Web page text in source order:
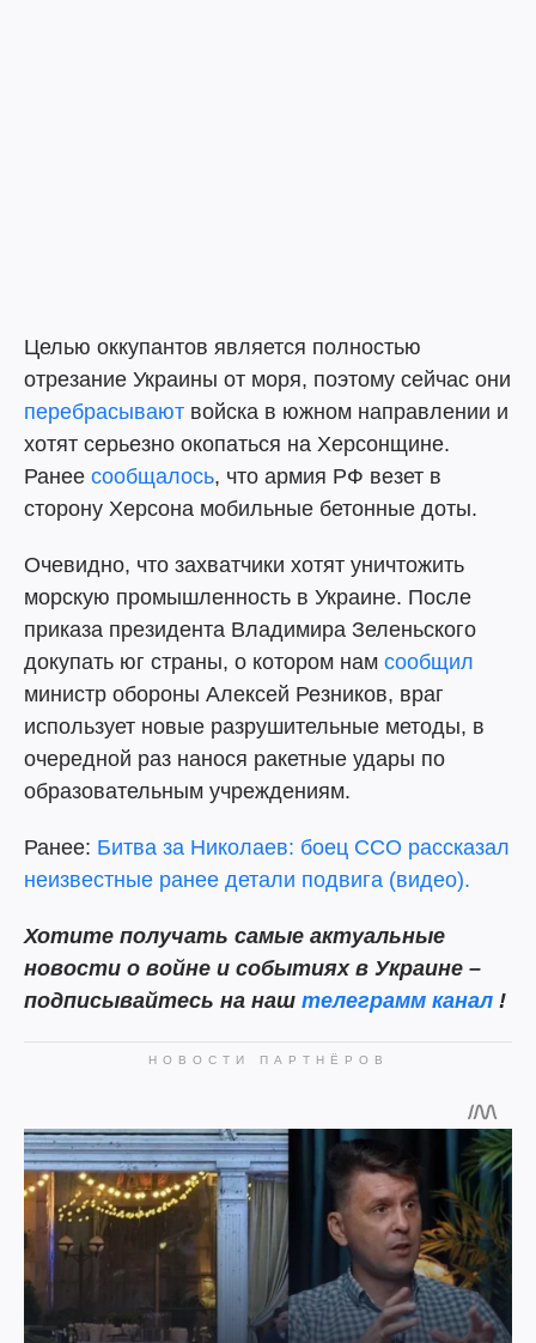
Целью оккупантов является полностью
отрезание Украины от моря, поэтому сейчас они
перебрасывают войска в южном направлении и
хотят серьезно окопаться на Херсонщине.
Ранее сообщалось, что армия РФ везет в
сторону Херсона мобильные бетонные доты.
Очевидно, что захватчики хотят уничтожить
морскую промышленность в Украине. После
приказа президента Владимира Зеленьского
докупать юг страны, о котором нам сообщил
министр обороны Алексей Резников, враг
использует новые разрушительные методы, в
очередной раз нанося ракетные удары по
образовательным учреждениям.
Ранее: Битва за Николаев: боец ССО рассказал
неизвестные ранее детали подвига (видео).
Хотите получать самые актуальные
новости о войне и событиях в Украине –
подписывайтесь на наш телеграмм канал !